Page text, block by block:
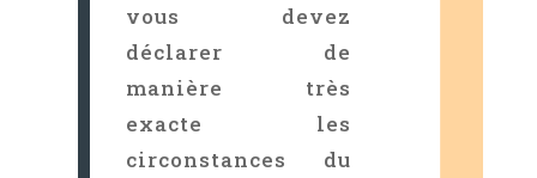
vous devez
déclarer de
manière très
exacte les
circonstances du